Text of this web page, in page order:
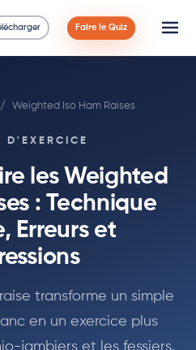
Faire le Quiz
/ Weighted Iso Ham Raises
D'EXERCICE
les Weighted
: Technique
Erreurs et
transforme un simple
en un exercice plus
jambiers et les fessiers.